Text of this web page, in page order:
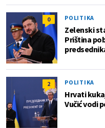
0 POLITIKA
Zelenski
Priština
2 POLITIKA
Hrvati
Vučić vodi